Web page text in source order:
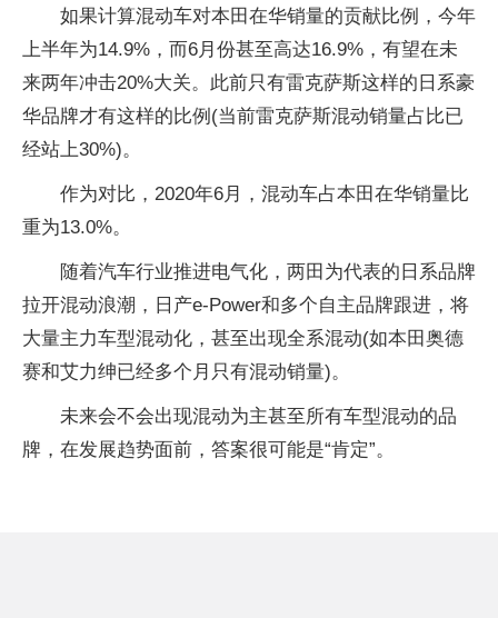
如果计算混动车对本田在华销量的贡献比例，今年
上半年为14.9%，而6月份甚至高达16.9%，有望在未
来两年冲击20%大关。此前只有雷克萨斯这样的日系豪
华品牌才有这样的比例(当前雷克萨斯混动销量占比已
经站上30%)。
作为对比，2020年6月，混动车占本田在华销量比
重为13.0%。
随着汽车行业推进电气化，两田为代表的日系品牌
拉开混动浪潮，日产e-Power和多个自主品牌跟进，将
大量主力车型混动化，甚至出现全系混动(如本田奥德
赛和艾力绅已经多个月只有混动销量)。
未来会不会出现混动为主甚至所有车型混动的品
牌，在发展趋势面前，答案很可能是“肯定”。